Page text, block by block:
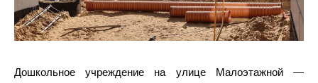
Дошкольное учреждение на улице Малоэтажной —